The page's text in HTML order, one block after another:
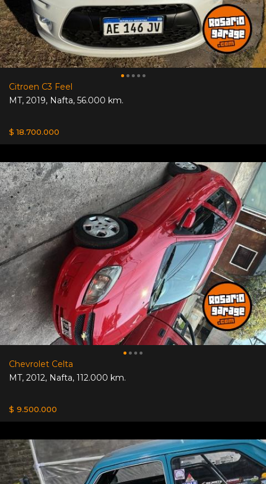
Citroen C3 Feel
MT, 2019, Nafta, 56.000 km.
$ 18.700.000
Chevrolet Celta
MT, 2012, Nafta, 112.000 km.
$ 9.500.000